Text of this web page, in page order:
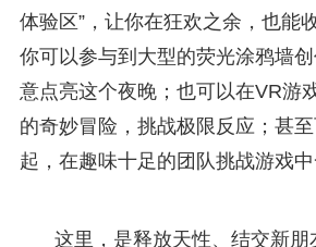
体验区”，让你在狂欢之余，也能
你可以参与到大型的荧光涂鸦墙
意点亮这个夜晚；也可以在VR游
的奇妙冒险，挑战极限反应；甚
起，在趣味十足的团队挑战游戏中
这里，是释放天性、结交新